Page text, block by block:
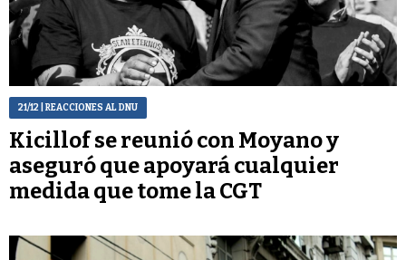
21/12 | REACCIONES AL DNU
Kicillof se reunió con Moyano y
aseguró que apoyará cualquier
medida que tome la CGT